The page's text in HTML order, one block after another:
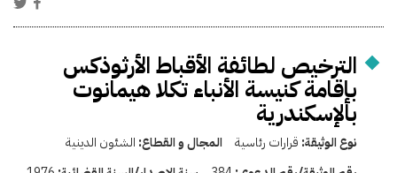
الترخيص لطائفة الأقباط الأرثوذكس
بإقامة كنيسة الأنباء تكلا هيمانوت
بالإسكندرية
نوع الوثيقة: قرارات رئاسية المجال و القطاع: الشئون الدينية